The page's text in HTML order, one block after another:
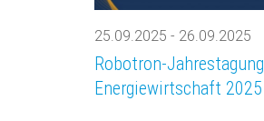
25.09.2025 - 26.09.2025
Robotron-Jahrestagung
Energiewirtschaft 2025